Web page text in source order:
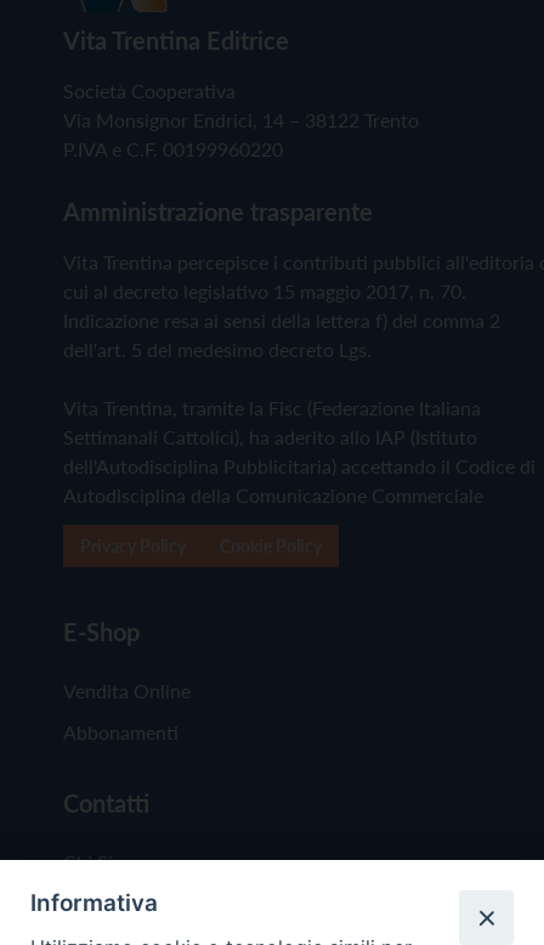
Vita Trentina Editrice
Società Cooperativa
Via Monsignor Endrici, 14 – 38122 Trento
P.IVA e C.F. 00199960220
Amministrazione trasparente
Vita Trentina percepisce i contributi pubblici all'editoria
cui al decreto legislativo 15 maggio 2017, n. 70.
Indicazione resa ai sensi della lettera f) del comma 2
dell'art. 5 del medesimo decreto Lgs.
Vita Trentina, tramite la Fisc (Federazione Italiana
Settimanali Cattolici), ha aderito allo IAP (Istituto
dell'Autodisciplina Pubblicitaria) accettando il Codice di
Autodisciplina della Comunicazione Commerciale
E-Shop
Vendita Online
Abbonamenti
Contatti
Chi Siamo
Redazione
Informativa